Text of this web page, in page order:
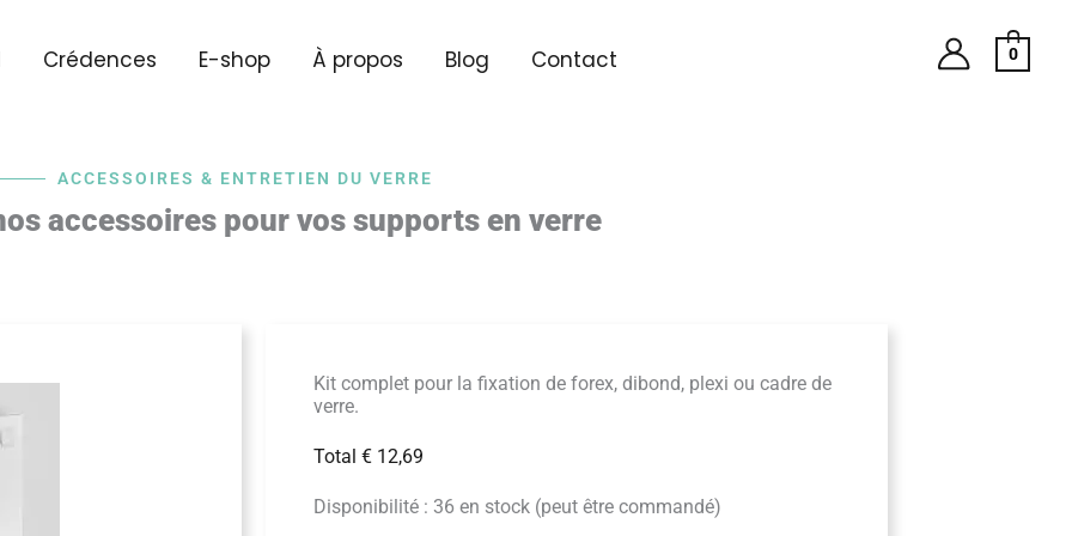
Crédences E-shop À propos Blog Contact 0
ACCESSOIRES & ENTRETIEN DU VERRE
accessoires pour vos supports en verre
Kit complet pour la fixation de forex, dibond, plexi ou cadre de
verre.
Total € 12,69
Disponibilité : 36 en stock (peut être commandé)